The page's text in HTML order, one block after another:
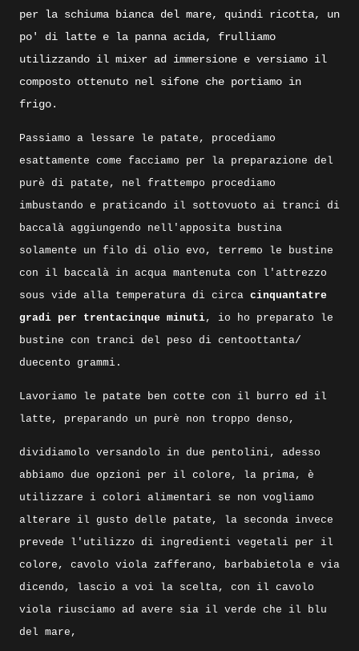
per la schiuma bianca del mare, quindi ricotta, un
po' di latte e la panna acida, frulliamo
utilizzando il mixer ad immersione e versiamo il
composto ottenuto nel sifone che portiamo in
frigo.
Passiamo a lessare le patate, procediamo
esattamente come facciamo per la preparazione del
purè di patate, nel frattempo procediamo
imbustando e praticando il sottovuoto ai tranci di
baccalà aggiungendo nell'apposita bustina
solamente un filo di olio evo, terremo le bustine
con il baccalà in acqua mantenuta con l'attrezzo
sous vide alla temperatura di circa cinquantatre
gradi per trentacinque minuti, io ho preparato le
bustine con tranci del peso di centoottanta/
duecento grammi.
Lavoriamo le patate ben cotte con il burro ed il
latte, preparando un purè non troppo denso,
dividiamolo versandolo in due pentolini, adesso
abbiamo due opzioni per il colore, la prima, è
utilizzare i colori alimentari se non vogliamo
alterare il gusto delle patate, la seconda invece
prevede l'utilizzo di ingredienti vegetali per il
colore, cavolo viola zafferano, barbabietola e via
dicendo, lascio a voi la scelta, con il cavolo
viola riusciamo ad avere sia il verde che il blu
del mare,